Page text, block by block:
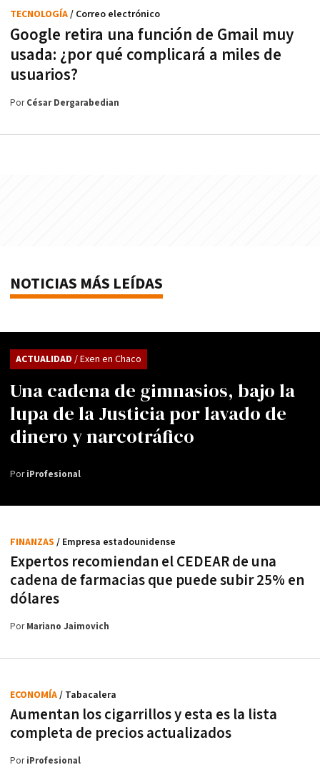
Google retira una función de Gmail muy
usada: ¿por qué complicará a miles de
usuarios?
TECNOLOGÍA/ Correo electrónico
PorCésar Dergarabedian
NOTICIAS MÁS LEÍDAS
Una cadena de gimnasios, bajo la
lupa de la Justicia por lavado de
dinero y narcotráfico
ACTUALIDAD / Exen en Chaco
PoriProfesional
Expertos recomiendan el CEDEAR de una
cadena de farmacias que puede subir 25% en
dólares
FINANZAS / Empresa estadounidense
PorMariano Jaimovich
Aumentan los cigarrillos y esta es la lista
completa de precios actualizados
ECONOMÍA/ Tabacalera
PoriProfesional